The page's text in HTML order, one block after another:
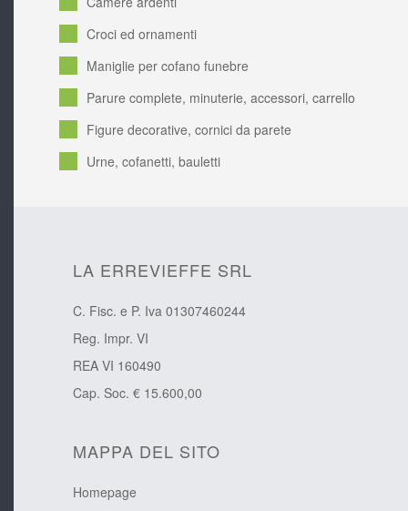
Croci ed ornamenti
Maniglie per cofano funebre
Parure complete, minuterie, accessori, carrello
Figure decorative, cornici da parete
Urne, cofanetti, bauletti
LA ERREVIEFFE SRL
C. Fisc. e P. Iva 01307460244
Reg. Impr. VI
REA VI 160490
Cap. Soc. € 15.600,00
MAPPA DEL SITO
Homepage